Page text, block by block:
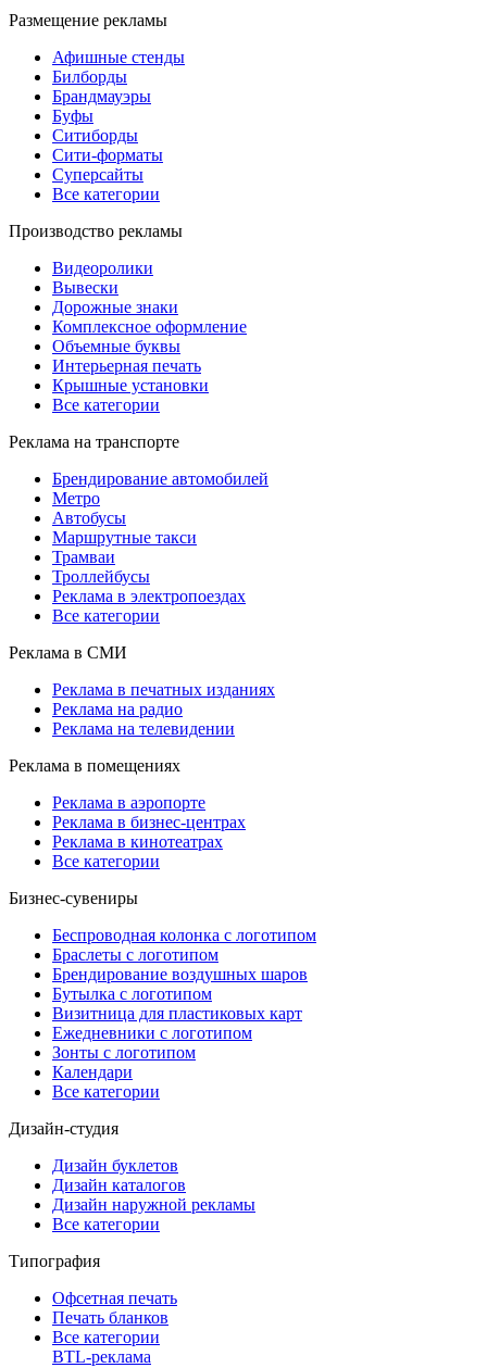
Размещение рекламы
Афишные стенды
Билборды
Брандмауэры
Буфы
Ситиборды
Сити-форматы
Суперсайты
Все категории
Производство рекламы
Видеоролики
Вывески
Дорожные знаки
Комплексное оформление
Объемные буквы
Интерьерная печать
Крышные установки
Все категории
Реклама на транспорте
Брендирование автомобилей
Метро
Автобусы
Маршрутные такси
Трамваи
Троллейбусы
Реклама в электропоездах
Все категории
Реклама в СМИ
Реклама в печатных изданиях
Реклама на радио
Реклама на телевидении
Реклама в помещениях
Реклама в аэропорте
Реклама в бизнес-центрах
Реклама в кинотеатрах
Все категории
Бизнес-сувениры
Беспроводная колонка с логотипом
Браслеты с логотипом
Брендирование воздушных шаров
Бутылка с логотипом
Визитница для пластиковых карт
Ежедневники с логотипом
Зонты с логотипом
Календари
Все категории
Дизайн-студия
Дизайн буклетов
Дизайн каталогов
Дизайн наружной рекламы
Все категории
Типография
Офсетная печать
Печать бланков
Все категории
BTL-реклама